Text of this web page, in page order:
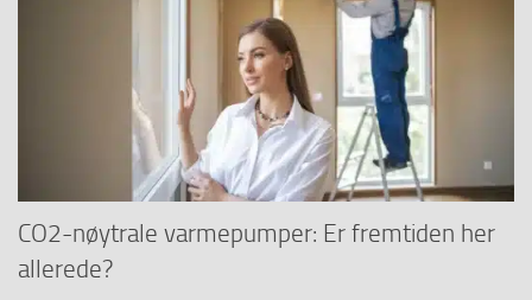
CO2-nøytrale varmepumper: Er fremtiden her
allerede?